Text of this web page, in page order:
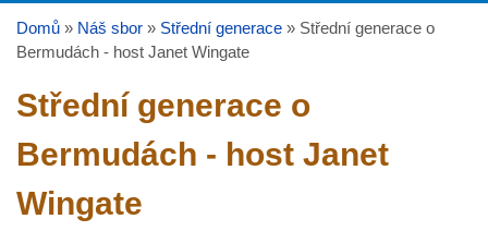
Jste zde
Domů » Náš sbor » Střední generace » Střední generace o
Bermudách - host Janet Wingate
Střední generace o
Bermudách - host Janet
Wingate